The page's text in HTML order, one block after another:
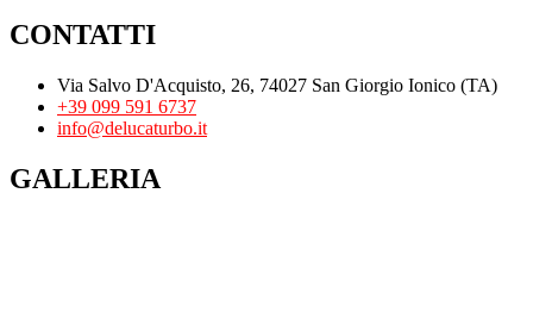
CONTATTI
Via Salvo D'Acquisto, 26, 74027 San Giorgio Ionico (TA)
+39 099 591 6737
info@delucaturbo.it
GALLERIA